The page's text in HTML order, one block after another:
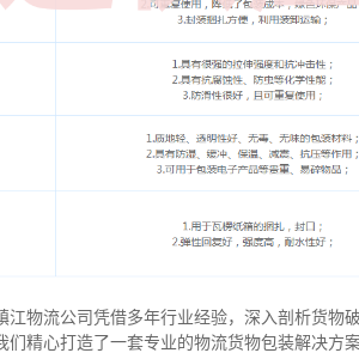
物流公司凭借多年行业经验，深入剖析货物
精心打造了一套专业的物流货物包装解决方